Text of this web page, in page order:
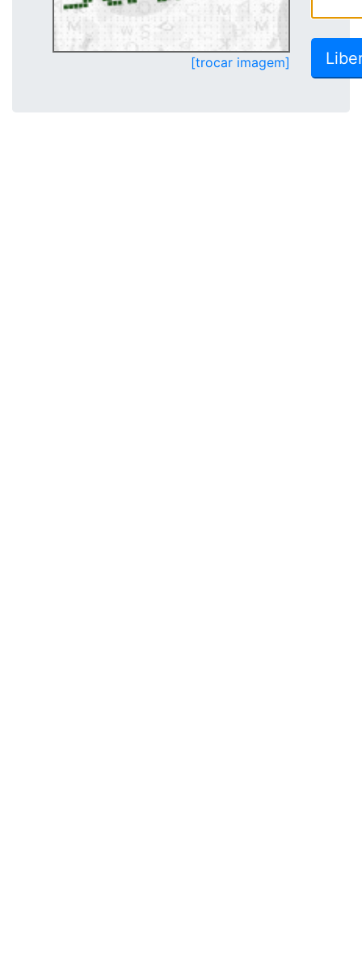
[trocar imagem]